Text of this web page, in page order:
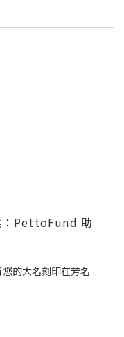
：PettoFund 助
的大名刻印在芳名